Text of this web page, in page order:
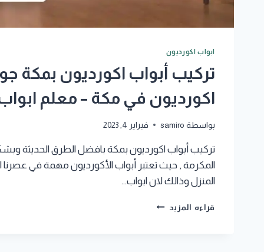
ابواب اكورديون
اكورديون في مكة – معلم
بواسطة samiro فبراير 4, 2023
تركيب أبواب اكورديون بمكة بافضل الطرق الحديثة
المكرمة , حيث تعتبر أبواب الأكورديون مهمة في
المنزل وذالك لان ابواب…
قراءه المزيد تركيب